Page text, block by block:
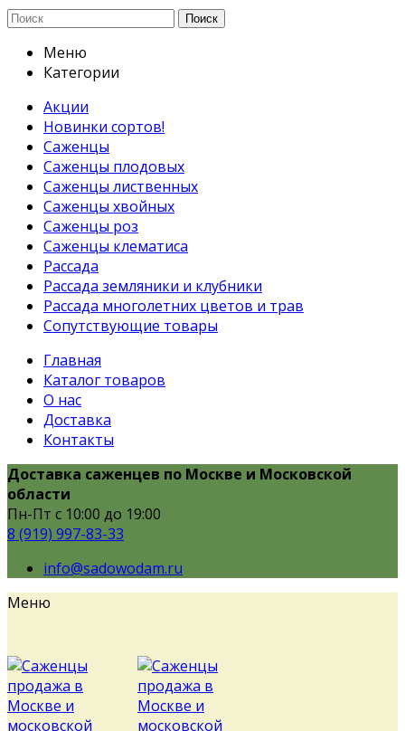
Поиск
Меню
Категории
Акции
Новинки сортов!
Саженцы
Саженцы плодовых
Саженцы лиственных
Саженцы хвойных
Саженцы роз
Саженцы клематиса
Рассада
Рассада земляники и клубники
Рассада многолетних цветов и трав
Сопутствующие товары
Главная
Каталог товаров
О нас
Доставка
Контакты
Доставка саженцев по Москве и Московской
области
Пн-Пт с 10:00 до 19:00
8 (919) 997-83-33
info@sadowodam.ru
Меню